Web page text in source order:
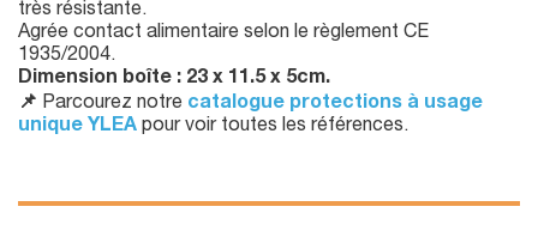
très résistante.
Agrée contact alimentaire selon le règlement CE
1935/2004.
Dimension boîte : 23 x 11.5 x 5cm.
📌 Parcourez notre catalogue protections à usage
unique YLEA pour voir toutes les références.